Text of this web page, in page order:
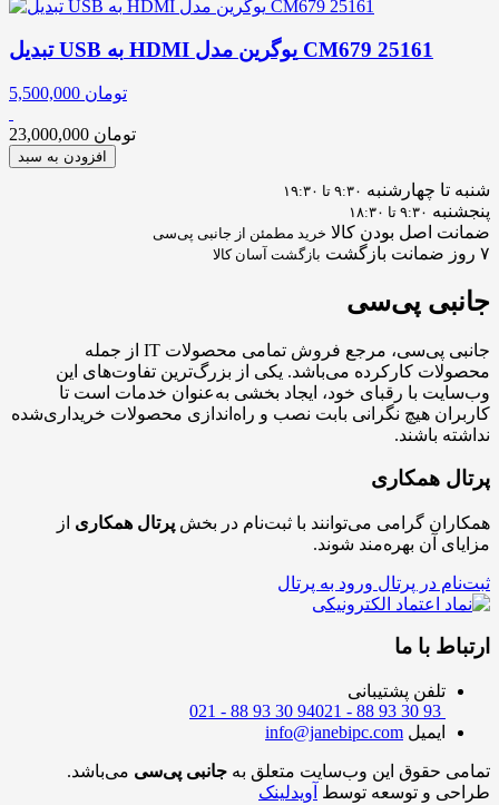
تبدیل USB به HDMI یوگرین مدل CM679 25161
5,500,000 تومان
23,000,000 تومان
افزودن به سبد
شنبه تا چهارشنبه ۹:۳۰ تا ۱۹:۳۰
پنجشنبه ۹:۳۰ تا ۱۸:۳۰
ضمانت اصل بودن کالا خرید مطمئن از جانبی پی‌سی
۷ روز ضمانت بازگشت بازگشت آسان کالا
جانبی پی‌سی
جانبی پی‌سی، مرجع فروش تمامی محصولات IT از جمله
محصولات کارکرده می‌باشد. یکی از بزرگ‌ترین تفاوت‌های این
وب‌سایت با رقبای خود، ایجاد بخشی به‌عنوان خدمات است تا
کاربران هیچ نگرانی بابت نصب و راه‌اندازی محصولات خریداری‌شده
نداشته باشند.
پرتال همکاری
همکاران گرامی می‌توانند با ثبت‌نام در بخش پرتال همکاری از
مزایای آن بهره‌مند شوند.
ثبت‌نام در پرتال ورود به پرتال
ارتباط با ما
تلفن پشتیبانی
021 - 88 93 30 93
021 - 88 93 30 94
ایمیل info@janebipc.com
تمامی حقوق این وب‌سایت متعلق به جانبی پی‌سی می‌باشد.
طراحی و توسعه توسط آویدلینک